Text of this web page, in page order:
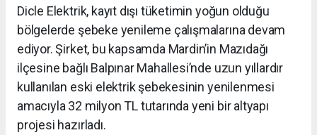
Dicle Elektrik, kayıt dışı tüketimin yoğun olduğu
bölgelerde şebeke yenileme çalışmalarına devam
ediyor. Şirket, bu kapsamda Mardin’in Mazıdağı
ilçesine bağlı Balpınar Mahallesi’nde uzun yıllardır
kullanılan eski elektrik şebekesinin yenilenmesi
amacıyla 32 milyon TL tutarında yeni bir altyapı
projesi hazırladı.